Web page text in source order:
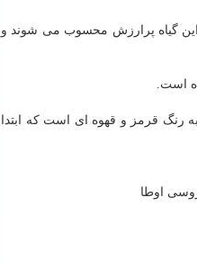
این گیاه پرارزش محسوب می شوند و
خوشه ای شکل به رنگ قرمز و قهوه ای است که ابتدا
اوطا